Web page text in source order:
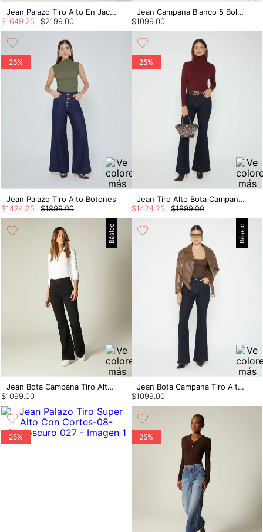
Jean Palazo Tiro Alto En Jacquard
$2199.00
$1649 25
Jean Campana Blanco 5 Bolsillos Basico
$1099.00
25%
Jean Palazo Tiro Alto Botones
$1899.00
$1424.25
25%
Jean Tiro Alto Bota Campana Con Cinturon
$1899.00
$1424.25
Básico
Jean Bota Campana Tiro Alto Bardot
$1099.00
Básico
Jean Bota Campana Tiro Alto Bardot
$1099.00
25% 25%